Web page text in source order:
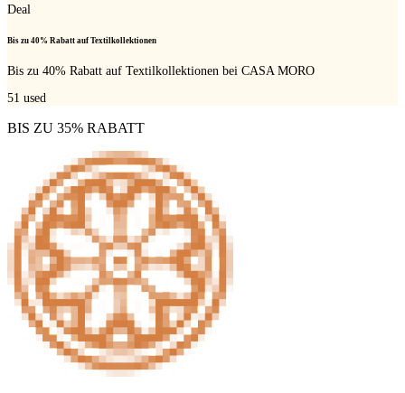
Deal
Bis zu 40% Rabatt auf Textilkollektionen
Bis zu 40% Rabatt auf Textilkollektionen bei CASA MORO
51 used
BIS ZU 35% RABATT